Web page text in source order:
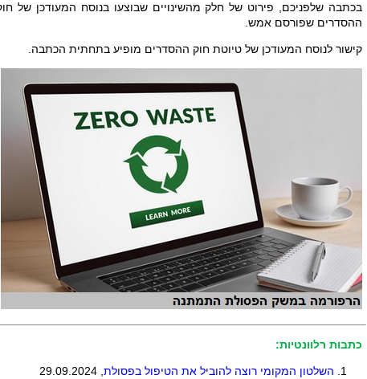
בכתבה שלפניכם, פירוט של חלק מהשינויים שבוצעו בנוסח המעודכן של
ההסדרים שפורסם אמש.
קישור לנוסח המעודכן של טיוטת חוק ההסדרים מופיע בתחתית הכתבה.
כתבות רלוונטיות:
השלטון המקומי רוצה להוביל את הטיפול בפסולת